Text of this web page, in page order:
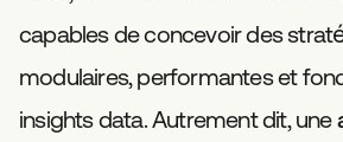
capables de concevoir des
modulaires, performantes et
insights data. Autrement dit, une